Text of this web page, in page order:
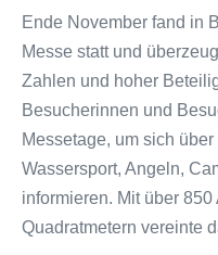
Ende November fand in
Messe statt und
Zahlen und hoher
Besucherinnen und
Messetage, um sich
Wassersport, Angeln,
informieren. Mit über
Quadratmetern vereinte